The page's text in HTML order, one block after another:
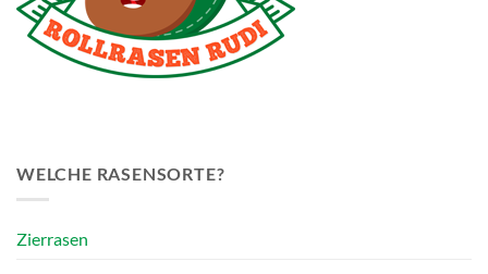
WELCHE RASENSORTE?
Zierrasen